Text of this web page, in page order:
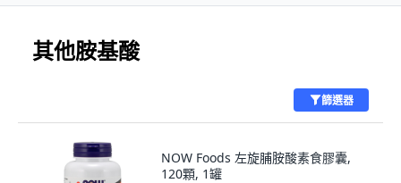
其他胺基酸
篩選器
NOW Foods 左旋脯胺酸素食膠囊,
120顆, 1罐